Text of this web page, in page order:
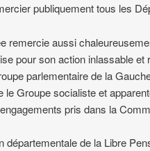
publiquement tous les
remercie aussi
pour son action inlassable
parlementaire de la
le Groupe socialiste et
pris dans la
de la Libre